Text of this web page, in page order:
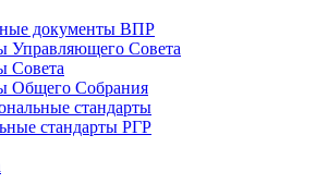
документы ВПР
Управляющего Совета
Совета
Общего Собрания
стандарты
стандарты РГР